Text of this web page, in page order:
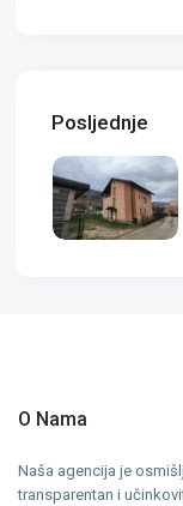
Posljednje
O Nama
Naša agencija je
transparentan i